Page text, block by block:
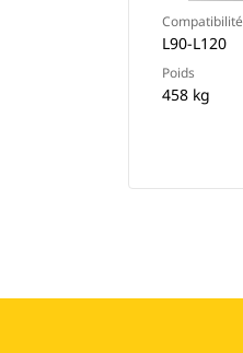
Compatibilité
L90-L120
Poids
458 kg